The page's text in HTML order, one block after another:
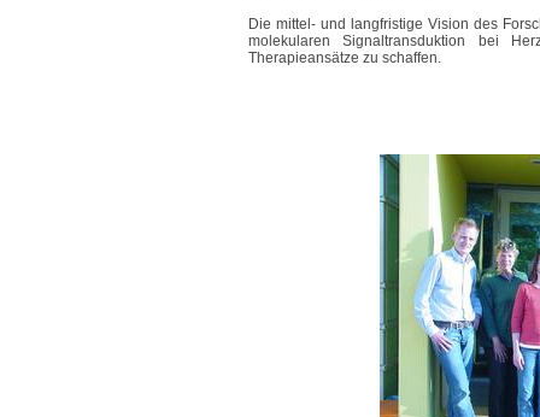
Die mittel- und langfristige Vision des
molekularen Signaltransduktion bei
Therapieansätze zu schaffen.